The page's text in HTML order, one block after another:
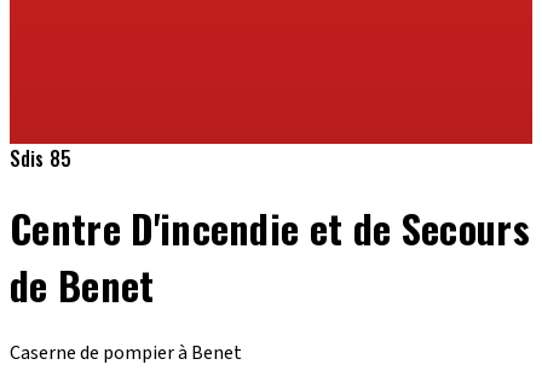
Sdis 85
Centre D'incendie et de Secours
de Benet
Caserne de pompier à Benet